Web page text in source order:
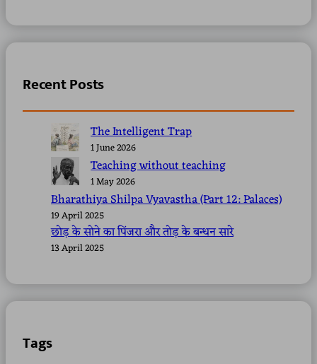
Recent Posts
The Intelligent Trap
1 June 2026
Teaching without teaching
1 May 2026
Bharathiya Shilpa Vyavastha (Part 12: Palaces)
19 April 2025
छोड़ के सोने का पिंजरा और तोड़ के बन्धन सारे
13 April 2025
Tags